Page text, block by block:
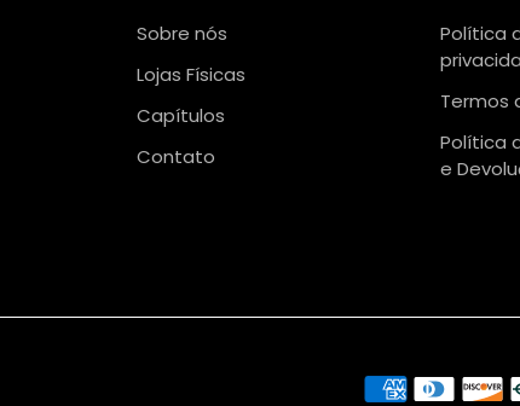
Sobre nós
Lojas Físicas
Capítulos
Contato
Política
Termos
Política
e